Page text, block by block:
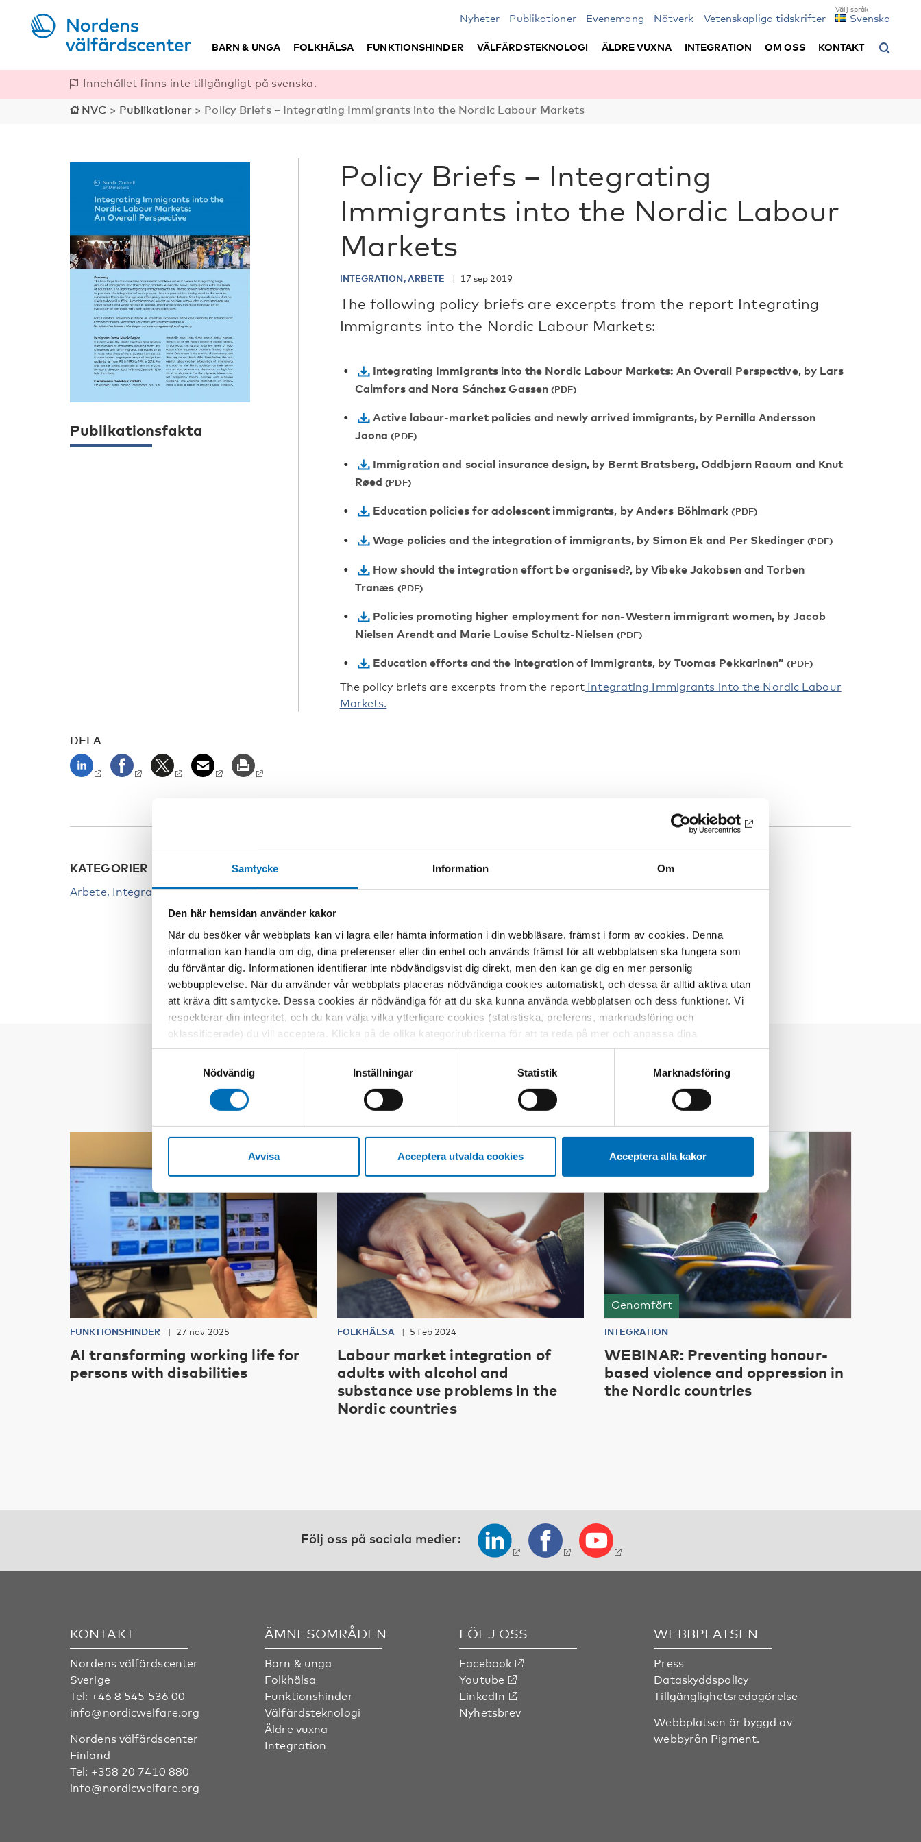
Samtycke Information Om
Den här hemsidan använder kakor
När du besöker vår webbplats kan vi lagra eller hämta information i din webbläsare, främst i form av cookies. Denna
information kan handla om dig, dina preferenser eller din enhet och används främst för att webbplatsen ska fungera som
du förväntar dig. Informationen identifierar inte nödvändigsvist dig direkt, men den kan ge dig en mer personlig
webbupplevelse. När du använder vår webbplats placeras nödvändiga cookies automatiskt, och dessa är alltid aktiva utan
att kräva ditt samtycke. Dessa cookies är nödvändiga för att du ska kunna använda webbplatsen och dess funktioner. Vi
respekterar din integritet, och du kan välja vilka ytterligare cookies (statistiska, preferens, marknadsföring och
oklassificerade) du vill acceptera. Klicka på de olika kategorirubrikerna för att ta reda på mer och anpassa dina
inställningar för cookies. Observera att blockering av cookies kan påverka din upplevelse av webbplatsen och de tjänster
vi erbjuder. Om du har besökt vår webbplats tidigare och accepterat användningen av cookies kan du alltid radera dem
genom att navigera till sekretessinställningarna i din webbläsare.
Nödvändig
Inställningar Statistik Marknadsföring
Avvisa Acceptera utvalda cookies Acceptera alla kakor
Nyheter Publikationer Evenemang Nätverk Vetenskapliga tidskrifter Svenska
BARN & UNGA FOLKHÄLSA FUNKTIONSHINDER VÄLFÄRDSTEKNOLOGI ÄLDRE VUXNA INTEGRATION OM OSS KONTAKT
Innehållet finns inte tillgängligt på svenska.
NVC > Publikationer > Policy Briefs – Integrating Immigrants into the Nordic Labour Markets
Policy Briefs – Integrating
Immigrants into the Nordic Labour
Markets
INTEGRATION, ARBETE 17 sep 2019
The following policy briefs are excerpts from the report Integrating
Immigrants into the Nordic Labour Markets:
Integrating Immigrants into the Nordic Labour Markets: An Overall Perspective, by Lars
Calmfors and Nora Sánchez Gassen
Active labour-market policies and newly arrived immigrants, by Pernilla Andersson
Joona
Immigration and social insurance design, by Bernt Bratsberg, Oddbjørn Raaum and Knut
Røed
Education policies for adolescent immigrants, by Anders Böhlmark
Wage policies and the integration of immigrants, by Simon Ek and Per Skedinger
How should the integration effort be organised?, by Vibeke Jakobsen and Torben
Tranæs
Policies promoting higher employment for non-Western immigrant women, by Jacob
Nielsen Arendt and Marie Louise Schultz-Nielsen
Education efforts and the integration of immigrants, by Tuomas Pekkarinen”
The policy briefs are excerpts from the report Integrating Immigrants into the Nordic Labour
Markets.
Publikationsfakta
DELA
KATEGORIER
Arbete Integration
NYCKELORD
Arbetsmarknad
Immigranter
Integration
Relaterat innehåll
FUNKTIONSHINDER 27 nov 2025
AI transforming working life for
persons with disabilities
FOLKHÄLSA 5 feb 2024
Labour market integration of
adults with alcohol and
substance use problems in the
Nordic countries
Genomfört
INTEGRATION
WEBINAR: Preventing honour-
based violence and oppression in
the Nordic countries
Följ oss på sociala medier:
KONTAKT
Nordens välfärdscenter
Sverige
Tel: +46 8 545 536 00
info@nordicwelfare.org
Nordens välfärdscenter
Finland
Tel: +358 20 7410 880
info@nordicwelfare.org
ÄMNESOMRÅDEN
Barn & unga
Folkhälsa
Funktionshinder
Välfärdsteknologi
Äldre vuxna
Integration
FÖLJ OSS
Facebook
Youtube
LinkedIn
Nyhetsbrev
WEBBPLATSEN
Press
Dataskyddspolicy
Tillgänglighetsredogörelse
Webbplatsen är byggd av
webbyrån Pigment.